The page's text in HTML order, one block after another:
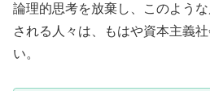
論理的思考を放棄し、このよう
される人々は、もはや資本主義
い。